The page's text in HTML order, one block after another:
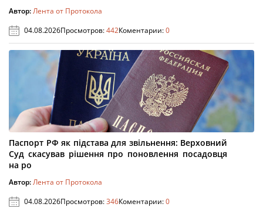
Автор:Лента от Протокола
04.08.2026Просмотров:442Коментарии:0
Паспорт РФ як підстава для звільнення: Верховний
Суд скасував рішення про поновлення посадовця
на ро
Автор:Лента от Протокола
04.08.2026Просмотров:346Коментарии:0